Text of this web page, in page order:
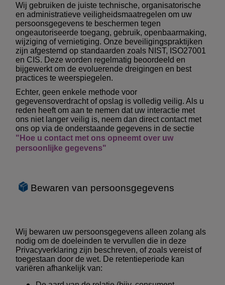
Wij gebruiken de juiste technische, organisatorische
en administratieve veiligheidsmaatregelen om uw
persoonsgegevens te beschermen tegen
ongeautoriseerde toegang, gebruik, openbaarmaking,
wijziging of vernietiging. Onze beveiligingspraktijken
zijn afgestemd op standaarden zoals NIST, ISO27001
en CIS. Deze worden regelmatig beoordeeld en
bijgewerkt om de evoluerende dreigingen en best
practices te weerspiegelen.
Echter, geen enkele methode voor
gegevensoverdracht of opslag is volledig veilig. Als u
reden heeft om aan te nemen dat uw interactie met
ons niet langer veilig is, neem dan direct contact met
ons op via de onderstaande gegevens in de sectie
"Hoe u contact met ons opneemt over uw
persoonlijke gegevens"
Bewaren van persoonsgegevens
Wij bewaren uw persoonsgegevens alleen zolang als
nodig om de doeleinden te vervullen die in deze
Privacyverklaring zijn beschreven, of zoals vereist of
toegestaan door de wet. De retentieperiode kan
variëren afhankelijk van: